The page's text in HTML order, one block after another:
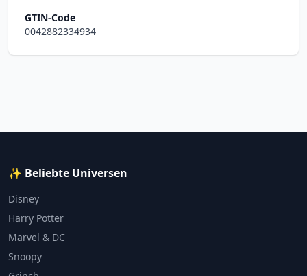
GTIN-Code
0042882334934
✨ Beliebte Universen
Disney
Harry Potter
Marvel & DC
Snoopy